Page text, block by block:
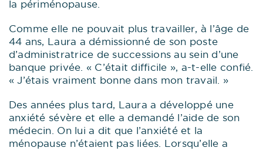
la périménopause.
Comme elle ne pouvait plus travailler, à l’âge de
44 ans, Laura a démissionné de son poste
d’administratrice de successions au sein d’une
banque privée. « C’était difficile », a-t-elle confié.
« J’étais vraiment bonne dans mon travail. »
Des années plus tard, Laura a développé une
anxiété sévère et elle a demandé l’aide de son
médecin. On lui a dit que l’anxiété et la
ménopause n’étaient pas liées. Lorsqu’elle a